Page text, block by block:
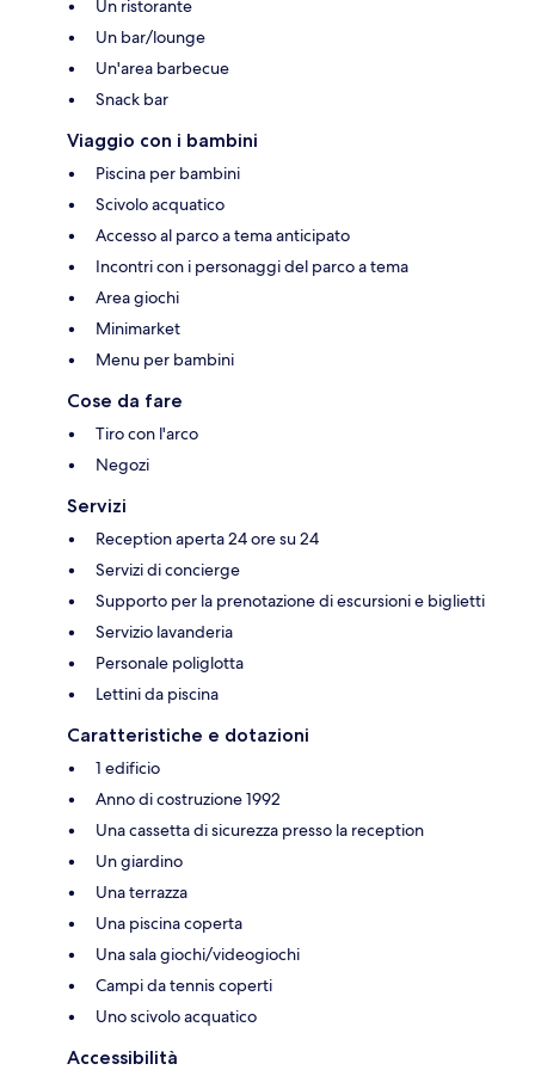
Un ristorante
Un bar/lounge
Un'area barbecue
Snack bar
Viaggio con i bambini
Piscina per bambini
Scivolo acquatico
Accesso al parco a tema anticipato
Incontri con i personaggi del parco a tema
Area giochi
Minimarket
Menu per bambini
Cose da fare
Tiro con l'arco
Negozi
Servizi
Reception aperta 24 ore su 24
Servizi di concierge
Supporto per la prenotazione di escursioni e biglietti
Servizio lavanderia
Personale poliglotta
Lettini da piscina
Caratteristiche e dotazioni
1 edificio
Anno di costruzione 1992
Una cassetta di sicurezza presso la reception
Un giardino
Una terrazza
Una piscina coperta
Una sala giochi/videogiochi
Campi da tennis coperti
Uno scivolo acquatico
Accessibilità